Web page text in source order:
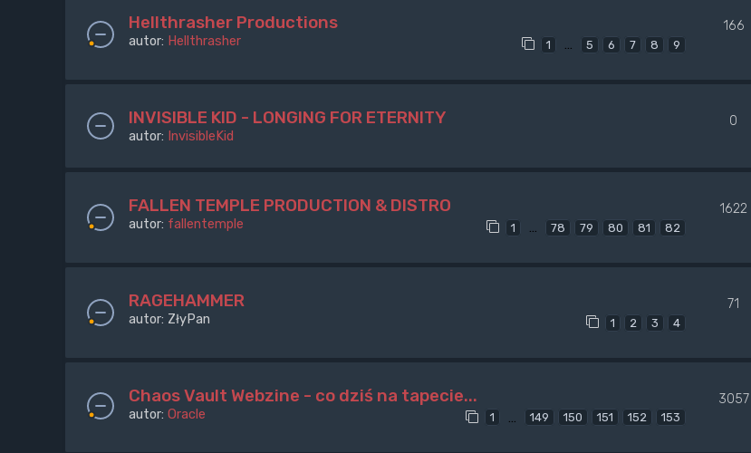
Hellthrasher Productions
autor: Hellthrasher 1 … 5 6 7 8 9
166
INVISIBLE KID - LONGING FOR ETERNITY
autor: InvisibleKid
0
FALLEN TEMPLE PRODUCTION & DISTRO
autor: fallentemple 1 … 78 79 80 81 82
1622
RAGEHAMMER
autor: ZłyPan 1 2 3 4
71
Chaos Vault Webzine - co dziś na tapecie...
autor: Oracle 1 … 149 150 151 152 153
3057